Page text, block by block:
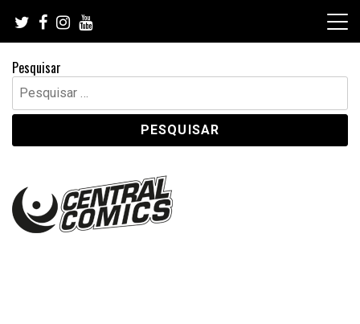
content
Pesquisar
Pesquisar
por: